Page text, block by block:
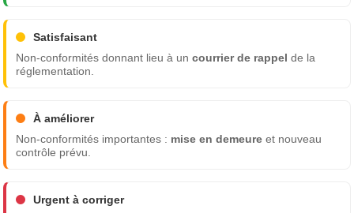
Satisfaisant
Non-conformités donnant lieu à uncourrier de rappel de la
réglementation.
À améliorer
Non-conformités importantes : mise en demeure et nouveau
contrôle prévu.
Urgent à corriger